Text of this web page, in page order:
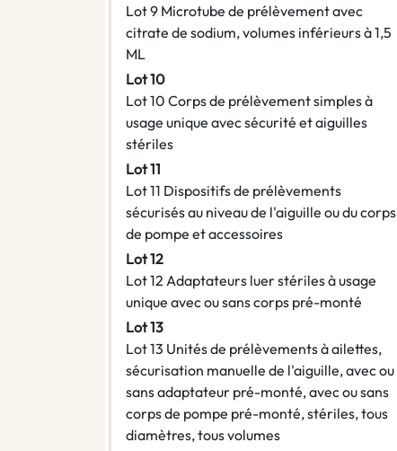
Lot 9 Microtube de prélèvement avec
citrate de sodium, volumes inférieurs à 1,5
ML
Lot 10
Lot 10 Corps de prélèvement simples à
usage unique avec sécurité et aiguilles
stériles
Lot 11
Lot 11 Dispositifs de prélèvements
sécurisés au niveau de l'aiguille ou du corps
de pompe et accessoires
Lot 12
Lot 12 Adaptateurs luer stériles à usage
unique avec ou sans corps pré-monté
Lot 13
Lot 13 Unités de prélèvements à ailettes,
sécurisation manuelle de l'aiguille, avec ou
sans adaptateur pré-monté, avec ou sans
corps de pompe pré-monté, stériles, tous
diamètres, tous volumes